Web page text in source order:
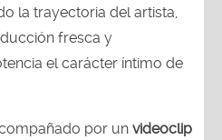
la trayectoria del artista,
fresca y
el carácter íntimo de
por un videoclip